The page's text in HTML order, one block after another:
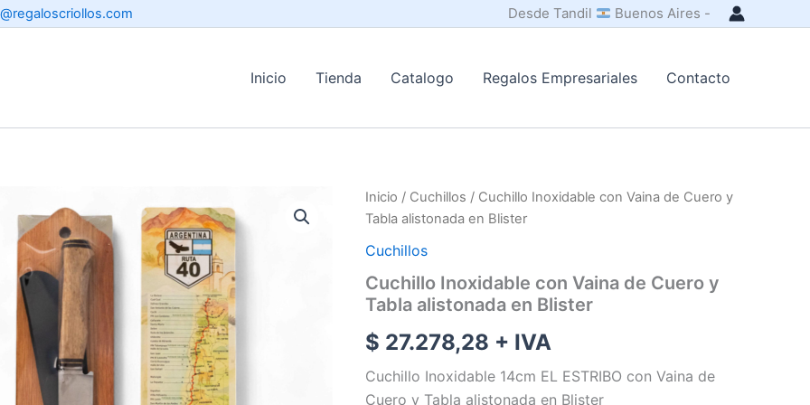
Desde Tandil Buenos Aires -
Inicio Tienda Catalogo Regalos Empresariales Contacto
Inicio / Cuchillos / Cuchillo Inoxidable con Vaina de Cuero y
Tabla alistonada en Blister
Cuchillos
Cuchillo Inoxidable con Vaina de Cuero y
Tabla alistonada en Blister
$ 27.278,28 + IVA
Cuchillo Inoxidable 14cm EL ESTRIBO con Vaina de
Cuero y Tabla alistonada en Blister